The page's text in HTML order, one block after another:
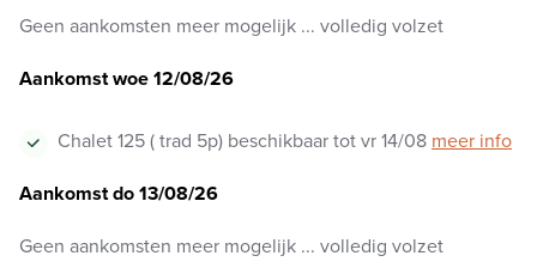
Geen aankomsten meer mogelijk ... volledig volzet
Aankomst woe 12/08/26
Chalet 125 ( trad 5p) beschikbaar tot vr 14/08 meer info
Aankomst do 13/08/26
Geen aankomsten meer mogelijk ... volledig volzet